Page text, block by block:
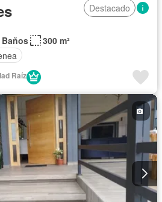
Destacado
Baños
300 m²
Raíz